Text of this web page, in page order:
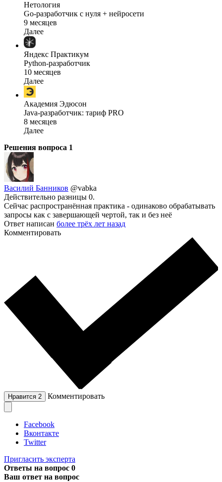
Нетология
Go-разработчик с нуля + нейросети
9 месяцев
Далее
Яндекс Практикум
Python-разработчик
10 месяцев
Далее
Академия Эдюсон
Java-разработчик: тариф PRO
8 месяцев
Далее
Решения вопроса 1
Василий Банников @vabka
Действительно разницы 0.
Сейчас распространённая практика - одинаково обрабатывать
запросы как с завершающей чертой, так и без неё
Ответ написан более трёх лет назад
Комментировать
Нравится 2 Комментировать
Facebook
Вконтакте
Twitter
Пригласить эксперта
Ответы на вопрос 0
Ваш ответ на вопрос